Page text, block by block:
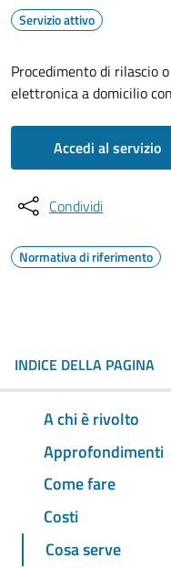
Servizio attivo
Procedimento di rilascio
elettronica a domicilio
Accedi al servizio
Condividi
Normativa di riferimento
INDICE DELLA PAGINA
A chi è rivolto
Approfondimenti
Come fare
Costi
Cosa serve